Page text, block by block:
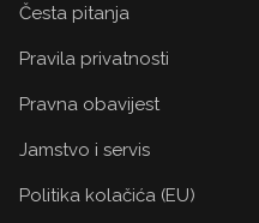
Česta pitanja
Pravila privatnosti
Pravna obavijest
Jamstvo i servis
Politika kolačića (EU)